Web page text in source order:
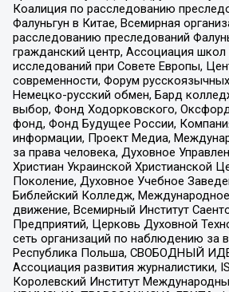
Коалиция по расследованию
Фалуньгун в Китае, Всемирная
расследованию преследований
гражданский центр, Ассоциация школ
исследований при Совете Европы,
современности, Форум
Немецко-русский обмен, Бард
выбор, Фонд Ходорковского,
фонд, Фонд Будущее России,
информации, Проект Медиа,
за права человека, Духовное
Христиан Украинской Христианской
Поколение, Духовное Учебное
Библейский Колледж, Международное
движение, Всемирный Институт
Предприятий, Церковь Духовной
сеть организаций по наблюдению за
Республика Польша, СВОБОДНЫЙ
Ассоциация развития журналистики,
Королевский Институт